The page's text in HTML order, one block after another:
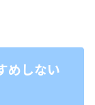
めしない